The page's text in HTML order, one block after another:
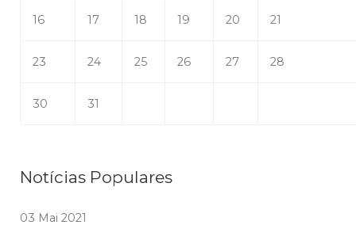
16 17 18 19 20 21
23 24 25 26 27 28
30 31
Notícias Populares
03 Mai 2021